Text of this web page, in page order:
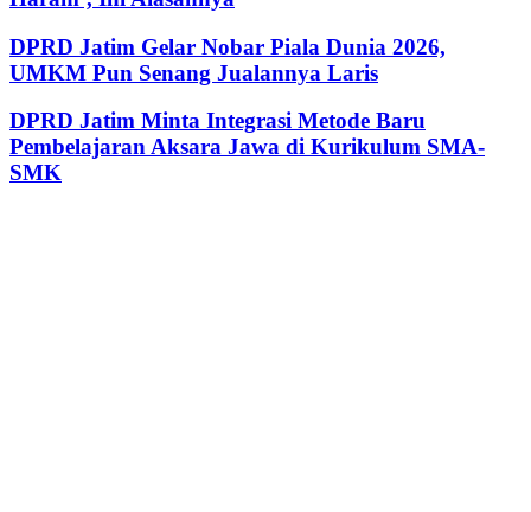
DPRD Jatim Gelar Nobar Piala Dunia 2026,
UMKM Pun Senang Jualannya Laris
DPRD Jatim Minta Integrasi Metode Baru
Pembelajaran Aksara Jawa di Kurikulum SMA-
SMK